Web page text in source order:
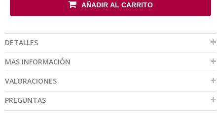
AÑADIR AL CARRITO
DETALLES
MAS INFORMACIÓN
VALORACIONES
PREGUNTAS